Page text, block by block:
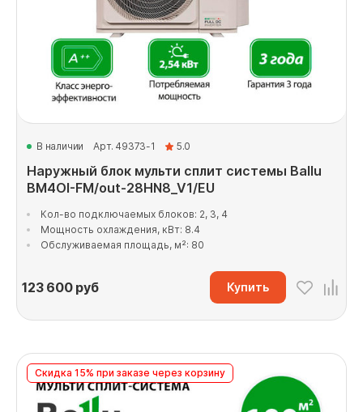
В наличии Арт. 49373-1 5.0
Наружный блок мульти сплит системы Ballu
BM4OI-FM/out-28HN8_V1/EU
Кол-во подключаемых блоков: 2, 3, 4
Мощность охлаждения, кВт: 8.4
Обслуживаемая площадь, м²: 80
123 600руб Купить
Скидка 15% при заказе через корзину